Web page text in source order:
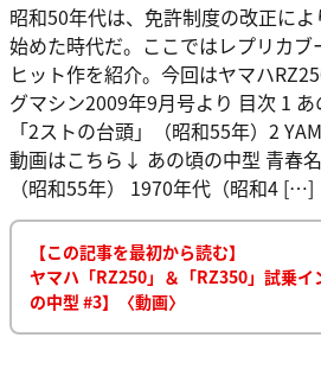
昭和50年代は、免許制度の改正に
始めた時代だ。ここではレプリカ
ヒット作を紹介。今回はヤマハ
グマシン2009年9月号より 目次 1
「2ストの台頭」（昭和55年）2
動画はこちら↓ あの頃の中型 青春
（昭和55年） 1970年代（昭和4 […]
【この記事を最初から読む】
ヤマハ「RZ250」＆「RZ350」試乗
の中型 #3】〈動画〉